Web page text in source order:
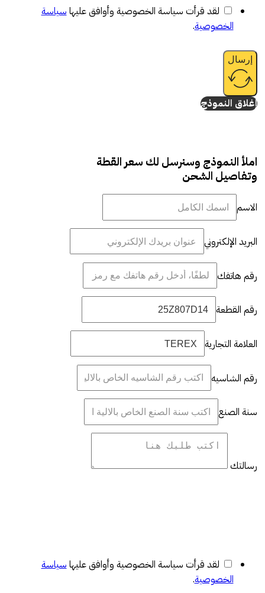
لقد قرأت سياسة الخصوصية وأوافق عليها سياسة
الخصوصية.
إرسال
إغلاق النموذج
املأ النموذج وسنرسل لك سعر القطة
وتفاصيل الشحن
الاسم
البريد الإلكتروني
رقم هاتفك
رقم القطعة
العلامة التجارية
رقم الشاسيه
سنة الصنع
رسالتك
لقد قرأت سياسة الخصوصية وأوافق عليها سياسة
الخصوصية.